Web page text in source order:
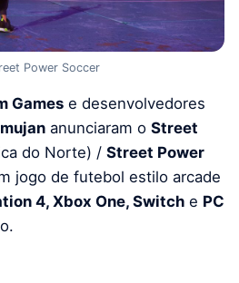
Power Soccer
Games e desenvolvedores
anunciaram o Street
do Norte) / Street Power
jogo de futebol estilo arcade
4, Xbox One, Switch e PC